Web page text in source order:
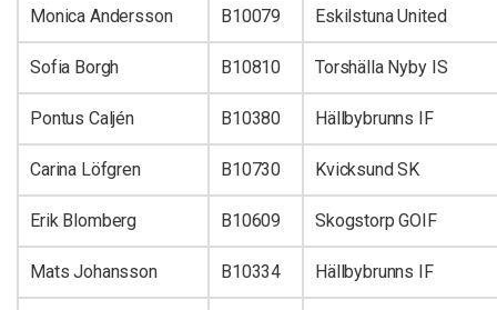
Monica Andersson B10079 Eskilstuna United
Sofia Borgh B10810 Torshälla Nyby IS
Pontus Caljén B10380 Hällbybrunns IF
Carina Löfgren B10730 Kvicksund SK
Erik Blomberg B10609 Skogstorp GOIF
Mats Johansson B10334 Hällbybrunns IF